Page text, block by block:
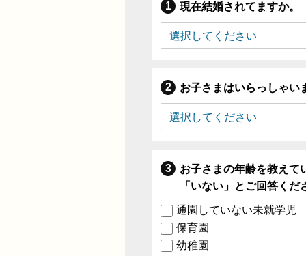
現在結婚されてますか。
お子さまはいらっしゃい
お子さまの年齢を教えて
「いない」とご回答くだ
通園していない未就学児
保育園
幼稚園